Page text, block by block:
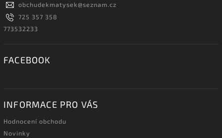
obchudekmatysek@seznam.cz
725 357 358
773532233
FACEBOOK
INFORMACE PRO VÁS
Hodnocení obchodu
Novinky